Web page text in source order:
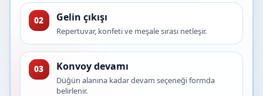
02 Gelin çıkışı
Repertuvar, konfeti ve meşale sırası netleşir.
03 Konvoy devamı
Düğün alanına kadar devam seçeneği formda
belirlenir.